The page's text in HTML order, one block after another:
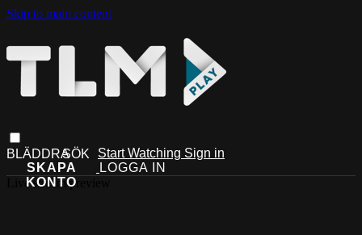
Skip to main content
Start Watching Sign in
Live stream preview